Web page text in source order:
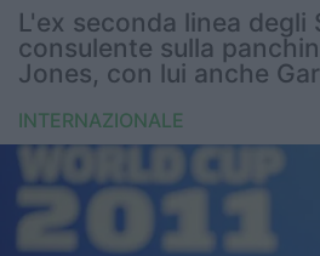
Nazionali giovanili
Rugby Sevens
FIR
Internazionale
6 Nazioni
L'ex seconda linea degli
consulente sulla
Jones, con lui anche
INTERNAZIONALE